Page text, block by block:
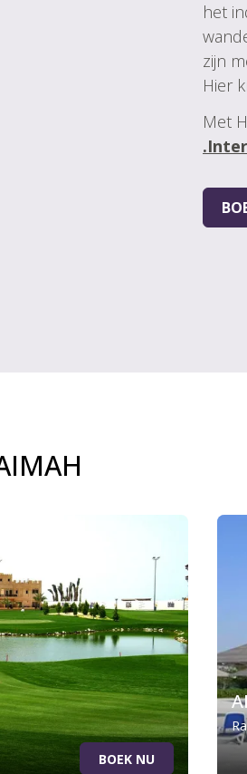
het
zijn
Hier
Met
BOEK NU